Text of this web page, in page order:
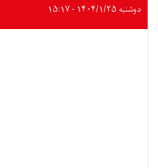
دوشنبه ۱۴۰۴/۱/۲۵ - ۱۵:۱۷